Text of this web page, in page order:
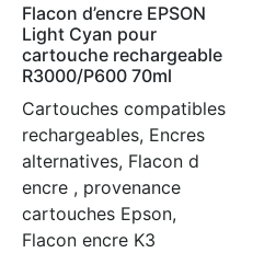
Flacon d’encre EPSON
Light Cyan pour
cartouche rechargeable
R3000/P600 70ml
Cartouches compatibles
rechargeables, Encres
alternatives, Flacon d
encre , provenance
cartouches Epson,
Flacon encre K3